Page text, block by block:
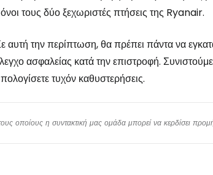
τους δύο ξεχωριστές πτήσεις της Ryanair.
αυτή την περίπτωση, θα πρέπει πάντα να
ασφαλείας κατά την επιστροφή.
τυχόν καθυστερήσεις.
οποίους η συντακτική μας ομάδα μπορεί να κερδίσει